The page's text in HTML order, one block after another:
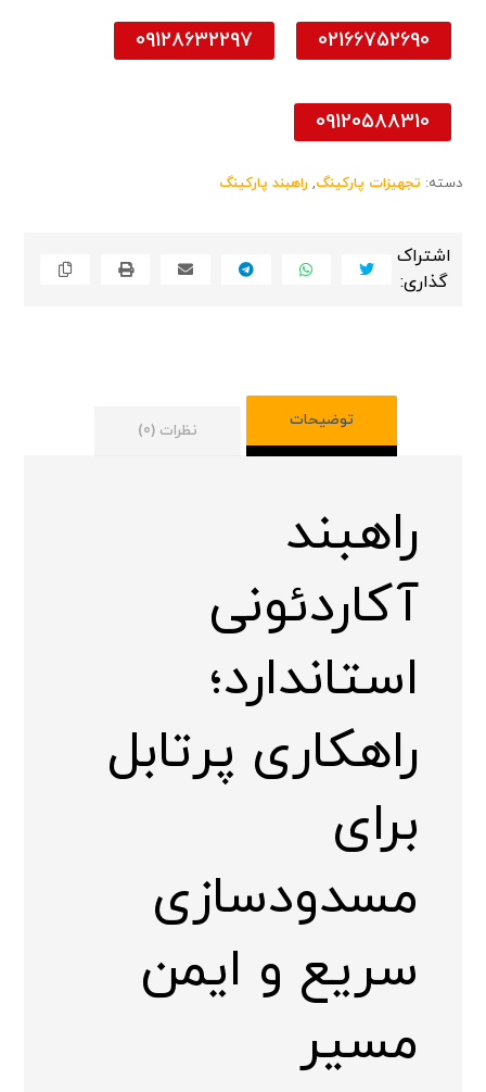
02166752690
09128632297
09120588310
دسته: تجهیزات پارکینگ,راهبند پارکینگ
توضیحات
نظرات (0)
راهبند
آکاردئونی
استاندارد؛
راهکاری پرتابل
برای
مسدودسازی
سریع و ایمن
مسیر